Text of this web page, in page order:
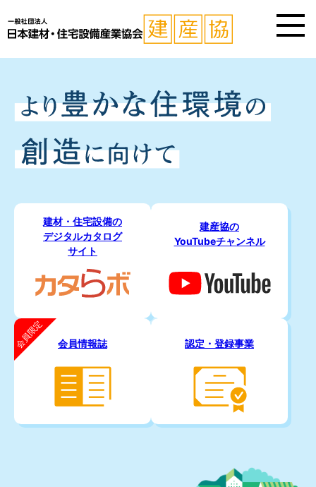
建材・住宅設備の
デジタルカタログ
サイト
建産協の
YouTubeチャンネル
会員限定 会員情報誌 認定・登録事業